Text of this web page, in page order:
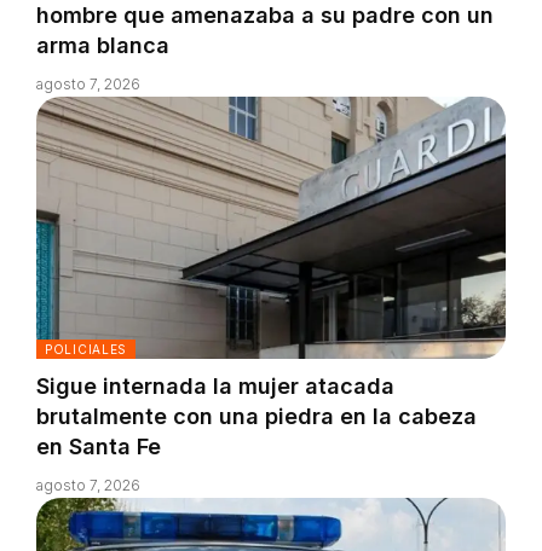
hombre que amenazaba a su padre con un
arma blanca
agosto 7, 2026
POLICIALES
Sigue internada la mujer atacada
brutalmente con una piedra en la cabeza
en Santa Fe
agosto 7, 2026